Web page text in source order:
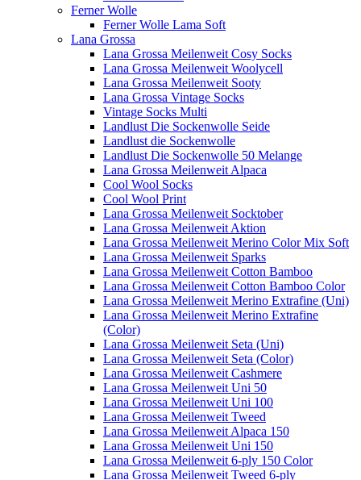
Ferner Wolle
Ferner Wolle Lama Soft
Lana Grossa
Lana Grossa Meilenweit Cosy Socks
Lana Grossa Meilenweit Woolycell
Lana Grossa Meilenweit Sooty
Lana Grossa Vintage Socks
Vintage Socks Multi
Landlust Die Sockenwolle Seide
Landlust die Sockenwolle
Landlust Die Sockenwolle 50 Melange
Lana Grossa Meilenweit Alpaca
Cool Wool Socks
Cool Wool Print
Lana Grossa Meilenweit Socktober
Lana Grossa Meilenweit Aktion
Lana Grossa Meilenweit Merino Color Mix Soft
Lana Grossa Meilenweit Sparks
Lana Grossa Meilenweit Cotton Bamboo
Lana Grossa Meilenweit Cotton Bamboo Color
Lana Grossa Meilenweit Merino Extrafine (Uni)
Lana Grossa Meilenweit Merino Extrafine
(Color)
Lana Grossa Meilenweit Seta (Uni)
Lana Grossa Meilenweit Seta (Color)
Lana Grossa Meilenweit Cashmere
Lana Grossa Meilenweit Uni 50
Lana Grossa Meilenweit Uni 100
Lana Grossa Meilenweit Tweed
Lana Grossa Meilenweit Alpaca 150
Lana Grossa Meilenweit Uni 150
Lana Grossa Meilenweit 6-ply 150 Color
Lana Grossa Meilenweit Tweed 6-ply